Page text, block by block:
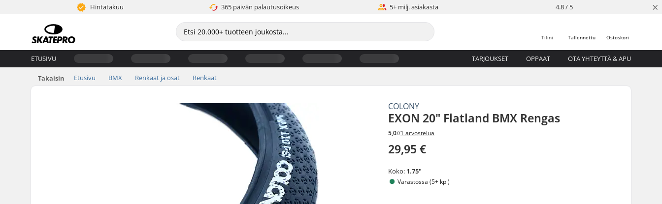
Hintatakuu 365 päivän palautusoikeus 5+ milj. asiakasta 4.8 / 5 ×
Ostoskori
Tallennettu
Tilini
ETUSIVU TARJOUKSET OPPAAT OTA YHTEYTTÄ & APU
Takaisin Etusivu BMX Renkaat ja osat Renkaat
COLONY
EXON 20" Flatland BMX Rengas
5,0//1 arvostelua
29,95 €
Koko: 1.75"
Varastossa (5+ kpl)